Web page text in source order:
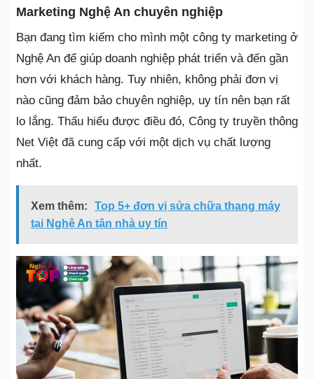
Marketing Nghệ An chuyên nghiệp
Bạn đang tìm kiếm cho mình một công ty marketing ở
Nghệ An để giúp doanh nghiệp phát triển và đến gần
hơn với khách hàng. Tuy nhiên, không phải đơn vị
nào cũng đảm bảo chuyên nghiệp, uy tín nên bạn rất
lo lắng. Thấu hiểu được điều đó, Công ty truyền thông
Net Việt đã cung cấp với một dịch vụ chất lượng
nhất.
Xem thêm:
Top 5+ đơn vị sửa chữa thang máy
tại Nghệ An tận nhà uy tín